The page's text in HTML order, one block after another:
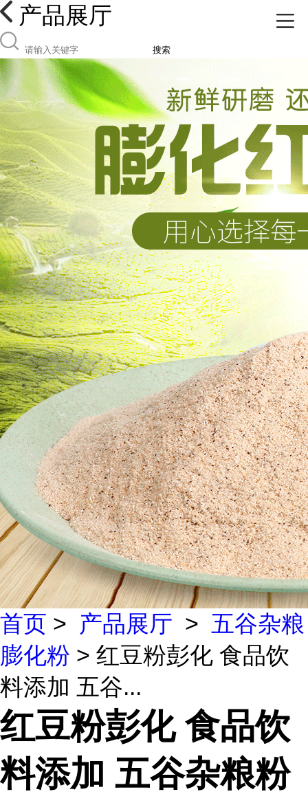
产品展厅
搜索
首页 > 产品展厅 > 五谷杂粮
膨化粉 > 红豆粉彭化 食品饮
料添加 五谷...
红豆粉彭化 食品饮
料添加 五谷杂粮粉